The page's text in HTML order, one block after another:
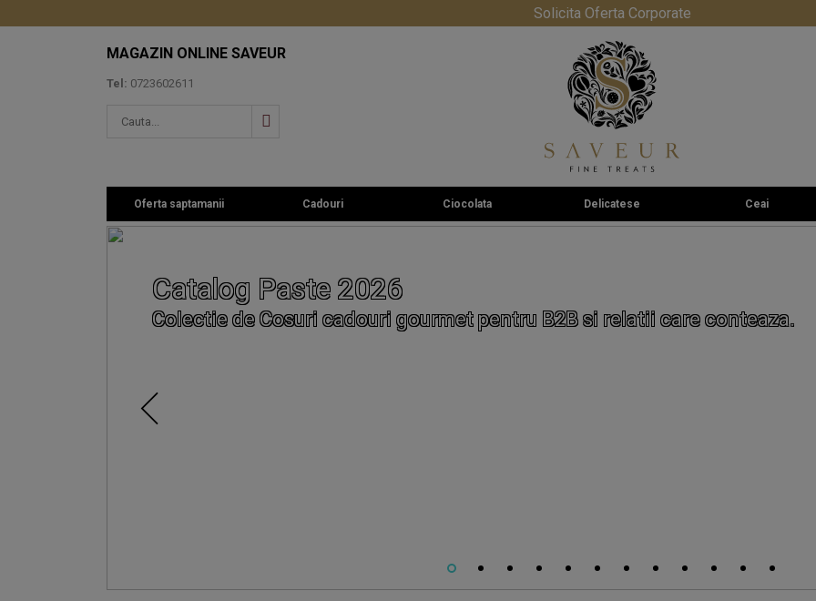
Solicita Oferta Corporate
MAGAZIN ONLINE SAVEUR
Tel: 0723602611
Oferta saptamanii Cadouri Ciocolata Delicatese Ceai
Catalog Paste 2026
Colectie de Cosuri cadouri gourmet pentru B2B si relatii care conteaza.